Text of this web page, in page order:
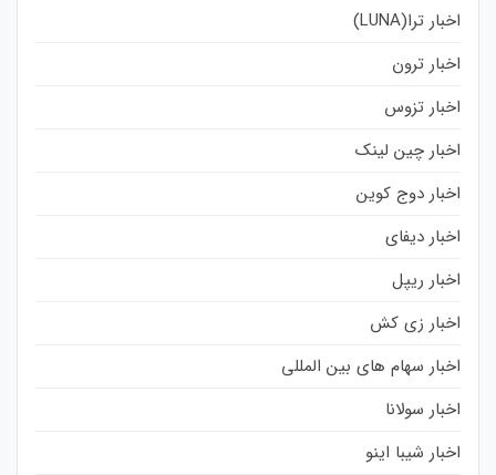
اخبار ترا(LUNA)
اخبار ترون
اخبار تزوس
اخبار چین لینک
اخبار دوج کوین
اخبار دیفای
اخبار ریپل
اخبار زی کش
اخبار سهام های بین المللی
اخبار سولانا
اخبار شیبا اینو